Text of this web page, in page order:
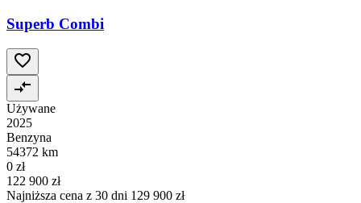
Superb Combi
Używane
2025
Benzyna
54372 km
0 zł
122 900 zł
Najniższa cena z 30 dni 129 900 zł